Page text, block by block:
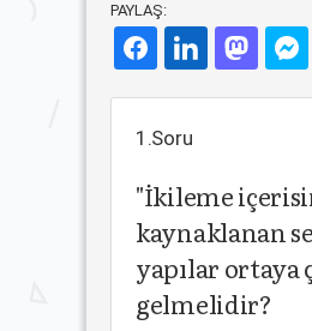
PAYLAŞ:
1.Soru
"İkileme
kaynaklanan
yapılar ortaya
gelmelidir?